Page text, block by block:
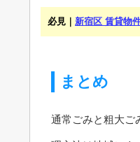
必見｜ 新宿区 賃貸物
まとめ
通常ごみと粗大ご